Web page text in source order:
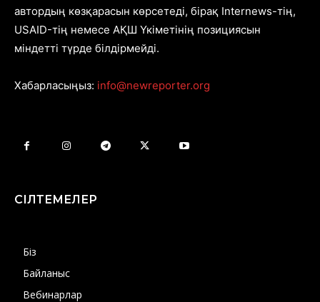
автордың көзқарасын көрсетеді, бірақ Internews-тің,
USAID-тің немесе АҚШ Үкіметінің позициясын
міндетті түрде білдірмейді.
Хабарласыңыз: info@newreporter.org
СІЛТЕМЕЛЕР
Біз
Байланыс
Вебинарлар